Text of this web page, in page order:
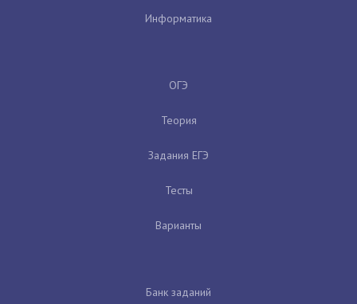
Информатика
ОГЭ
Теория
Задания ЕГЭ
Тесты
Варианты
Банк заданий